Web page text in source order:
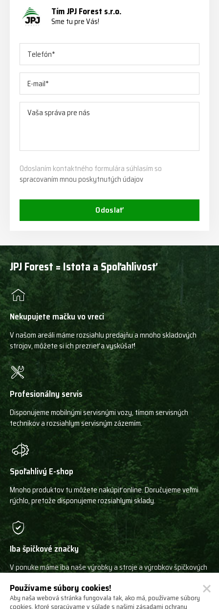
Tím JPJ Forest s.r.o.
Sme tu pre Vás!
Odoslaním kontaktného formulára súhlasím so
spracovaním mnou poskytnutých údajov
Odoslať
JPJ Forest = Istota a Spoľahlivosť
Nekupujete mačku vo vreci
V našom areáli máme rozsiahlu predajňu a mnoho skladových
strojov, môžete si ich prezrieť a vyskúšať!
Profesionálny servis
Disponujeme mobilnými servisnými vozy, tímom servisných
technikov a rozsiahlym servisným zázemím.
Spoľahlivý E-shop
Mnoho produktov tu môžete nakúpiť online. Doručujeme veľmi
rýchlo, pretože disponujeme rozsiahlymi sklady.
Iba špičkové značky
V ponuke máme iba naše výrobky a stroje a výrobkov špičkových
Používame súbory cookies!
Aby naša webová stránka fungovala tak, ako má, používame súbory
cookies, ktoré spracúvame v súlade s našimi zásadami ochrany